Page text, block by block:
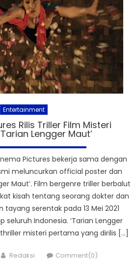
Entertainment
Rilis Triller Film Misteri
Lengger Maut’
Pictures bekerja sama dengan
meluncurkan official poster dan
Maut’. Film bergenre triller berbalut
kisah tentang seorang dokter dan
tayang serentak pada 13 Mei 2021
seluruh Indonesia. ‘Tarian Lengger
misteri pertama yang dirilis […]
Author
Redaksi Comment(0)